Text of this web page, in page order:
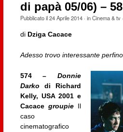
di papà 05/06) – 58
Pubblicato il24 Aprile 2014· inCinema & tv·
di Dziga Cacace
Adesso trovo interessante
574 –Donnie
Darko di Richard
Kelly, USA 2001 e
Cacace groupieIl
caso
cinematografico